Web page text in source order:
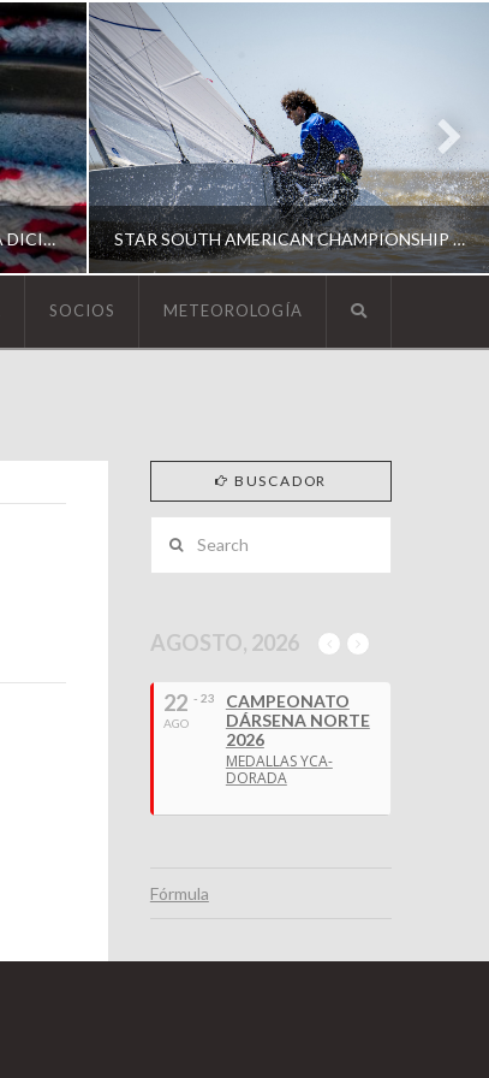
ESCUELA DE YACHTING | AGOSTO A DICIEMBRE 2026 STAR SOUTH AMERICAN CHAMPIONSHIP 2026
SOCIOS METEOROLOGÍA
BUSCADOR
AGOSTO, 2026
22
AGO
- 23
CAMPEONATO
DÁRSENA NORTE
2026
MEDALLAS YCA-
DORADA
Fórmula